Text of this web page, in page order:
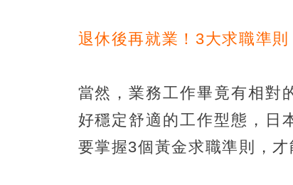
退休後再就業！3大求職準則
當然，業務工作畢竟有相對
好穩定舒適的工作型態，日
要掌握3個黃金求職準則，